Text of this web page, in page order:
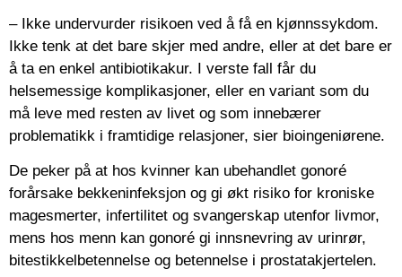
– Ikke undervurder risikoen ved å få en kjønnssykdom.
Ikke tenk at det bare skjer med andre, eller at det bare er
å ta en enkel antibiotikakur. I verste fall får du
helsemessige komplikasjoner, eller en variant som du
må leve med resten av livet og som innebærer
problematikk i framtidige relasjoner, sier bioingeniørene.
De peker på at hos kvinner kan ubehandlet gonoré
forårsake bekkeninfeksjon og gi økt risiko for kroniske
magesmerter, infertilitet og svangerskap utenfor livmor,
mens hos menn kan gonoré gi innsnevring av urinrør,
bitestikkelbetennelse og betennelse i prostatakjertelen.